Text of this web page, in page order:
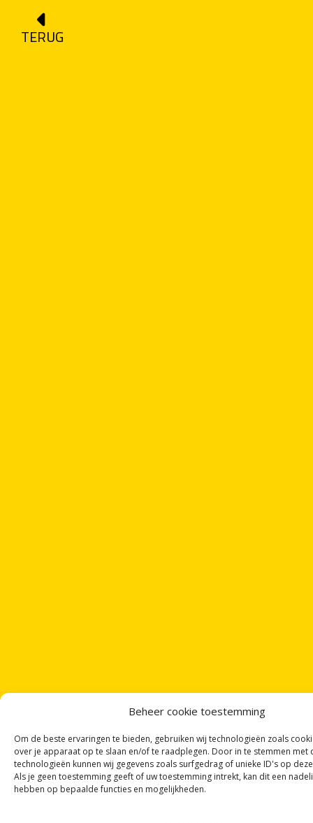
Beheer cookie toestemming
Om de beste ervaringen te bieden, gebruiken wij technologieën zoals
over je apparaat op te slaan en/of te raadplegen. Door in te stemmen met
technologieën kunnen wij gegevens zoals surfgedrag of unieke ID's op
Als je geen toestemming geeft of uw toestemming intrekt, kan dit een
hebben op bepaalde functies en mogelijkheden.
TERUG